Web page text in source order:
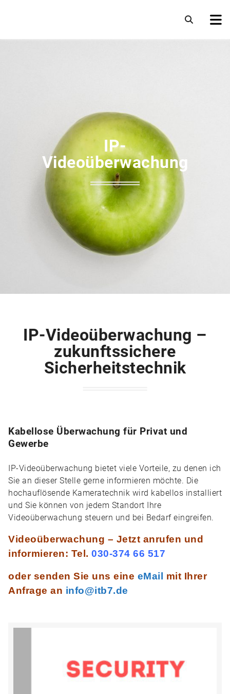
IP-
Videoüberwachung
IP-Videoüberwachung –
zukunftssichere
Sicherheitstechnik
Kabellose Überwachung für Privat und
Gewerbe
IP-Videoüberwachung bietet viele Vorteile, zu denen ich
Sie an dieser Stelle gerne informieren möchte. Die
hochauflösende Kameratechnik wird kabellos installiert
und Sie können von jedem Standort Ihre
Videoüberwachung steuern und bei Bedarf eingreifen.
Videoüberwachung – Jetzt anrufen und
informieren: Tel. 030-374 66 517
oder senden Sie uns eine eMail
mit Ihrer
Anfrage an info@itb7.de